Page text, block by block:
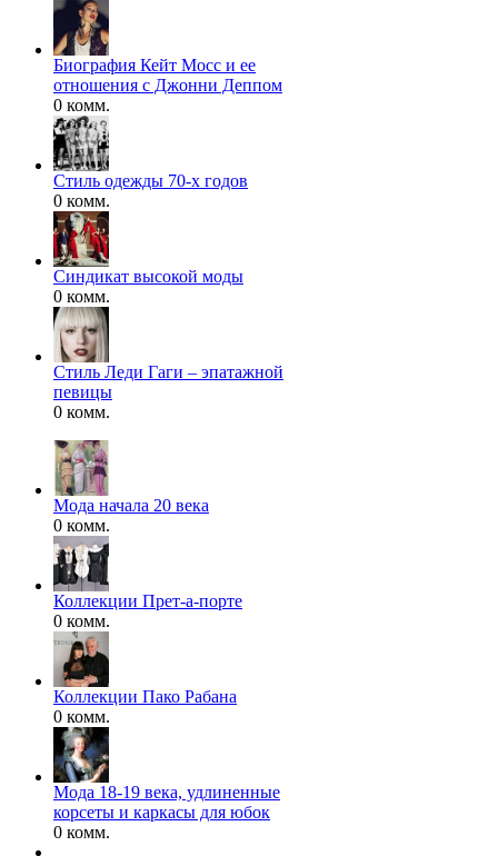
Биография Кейт Мосс и ее
отношения с Джонни Деппом
0 комм.
Стиль одежды 70-х годов
0 комм.
Синдикат высокой моды
0 комм.
Стиль Леди Гаги – эпатажной
певицы
0 комм.
Мода начала 20 века
0 комм.
Коллекции Прет-а-порте
0 комм.
Коллекции Пако Рабана
0 комм.
Мода 18-19 века, удлиненные
корсеты и каркасы для юбок
0 комм.